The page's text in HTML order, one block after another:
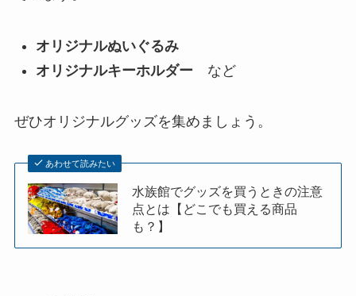
オリジナルぬいぐるみ
オリジナルキーホルダー など
ぜひオリジナルグッズを集めましょう。
あわせて読みたい
水族館でグッズを買うときの注意
点とは【どこでも買える商品
も？】